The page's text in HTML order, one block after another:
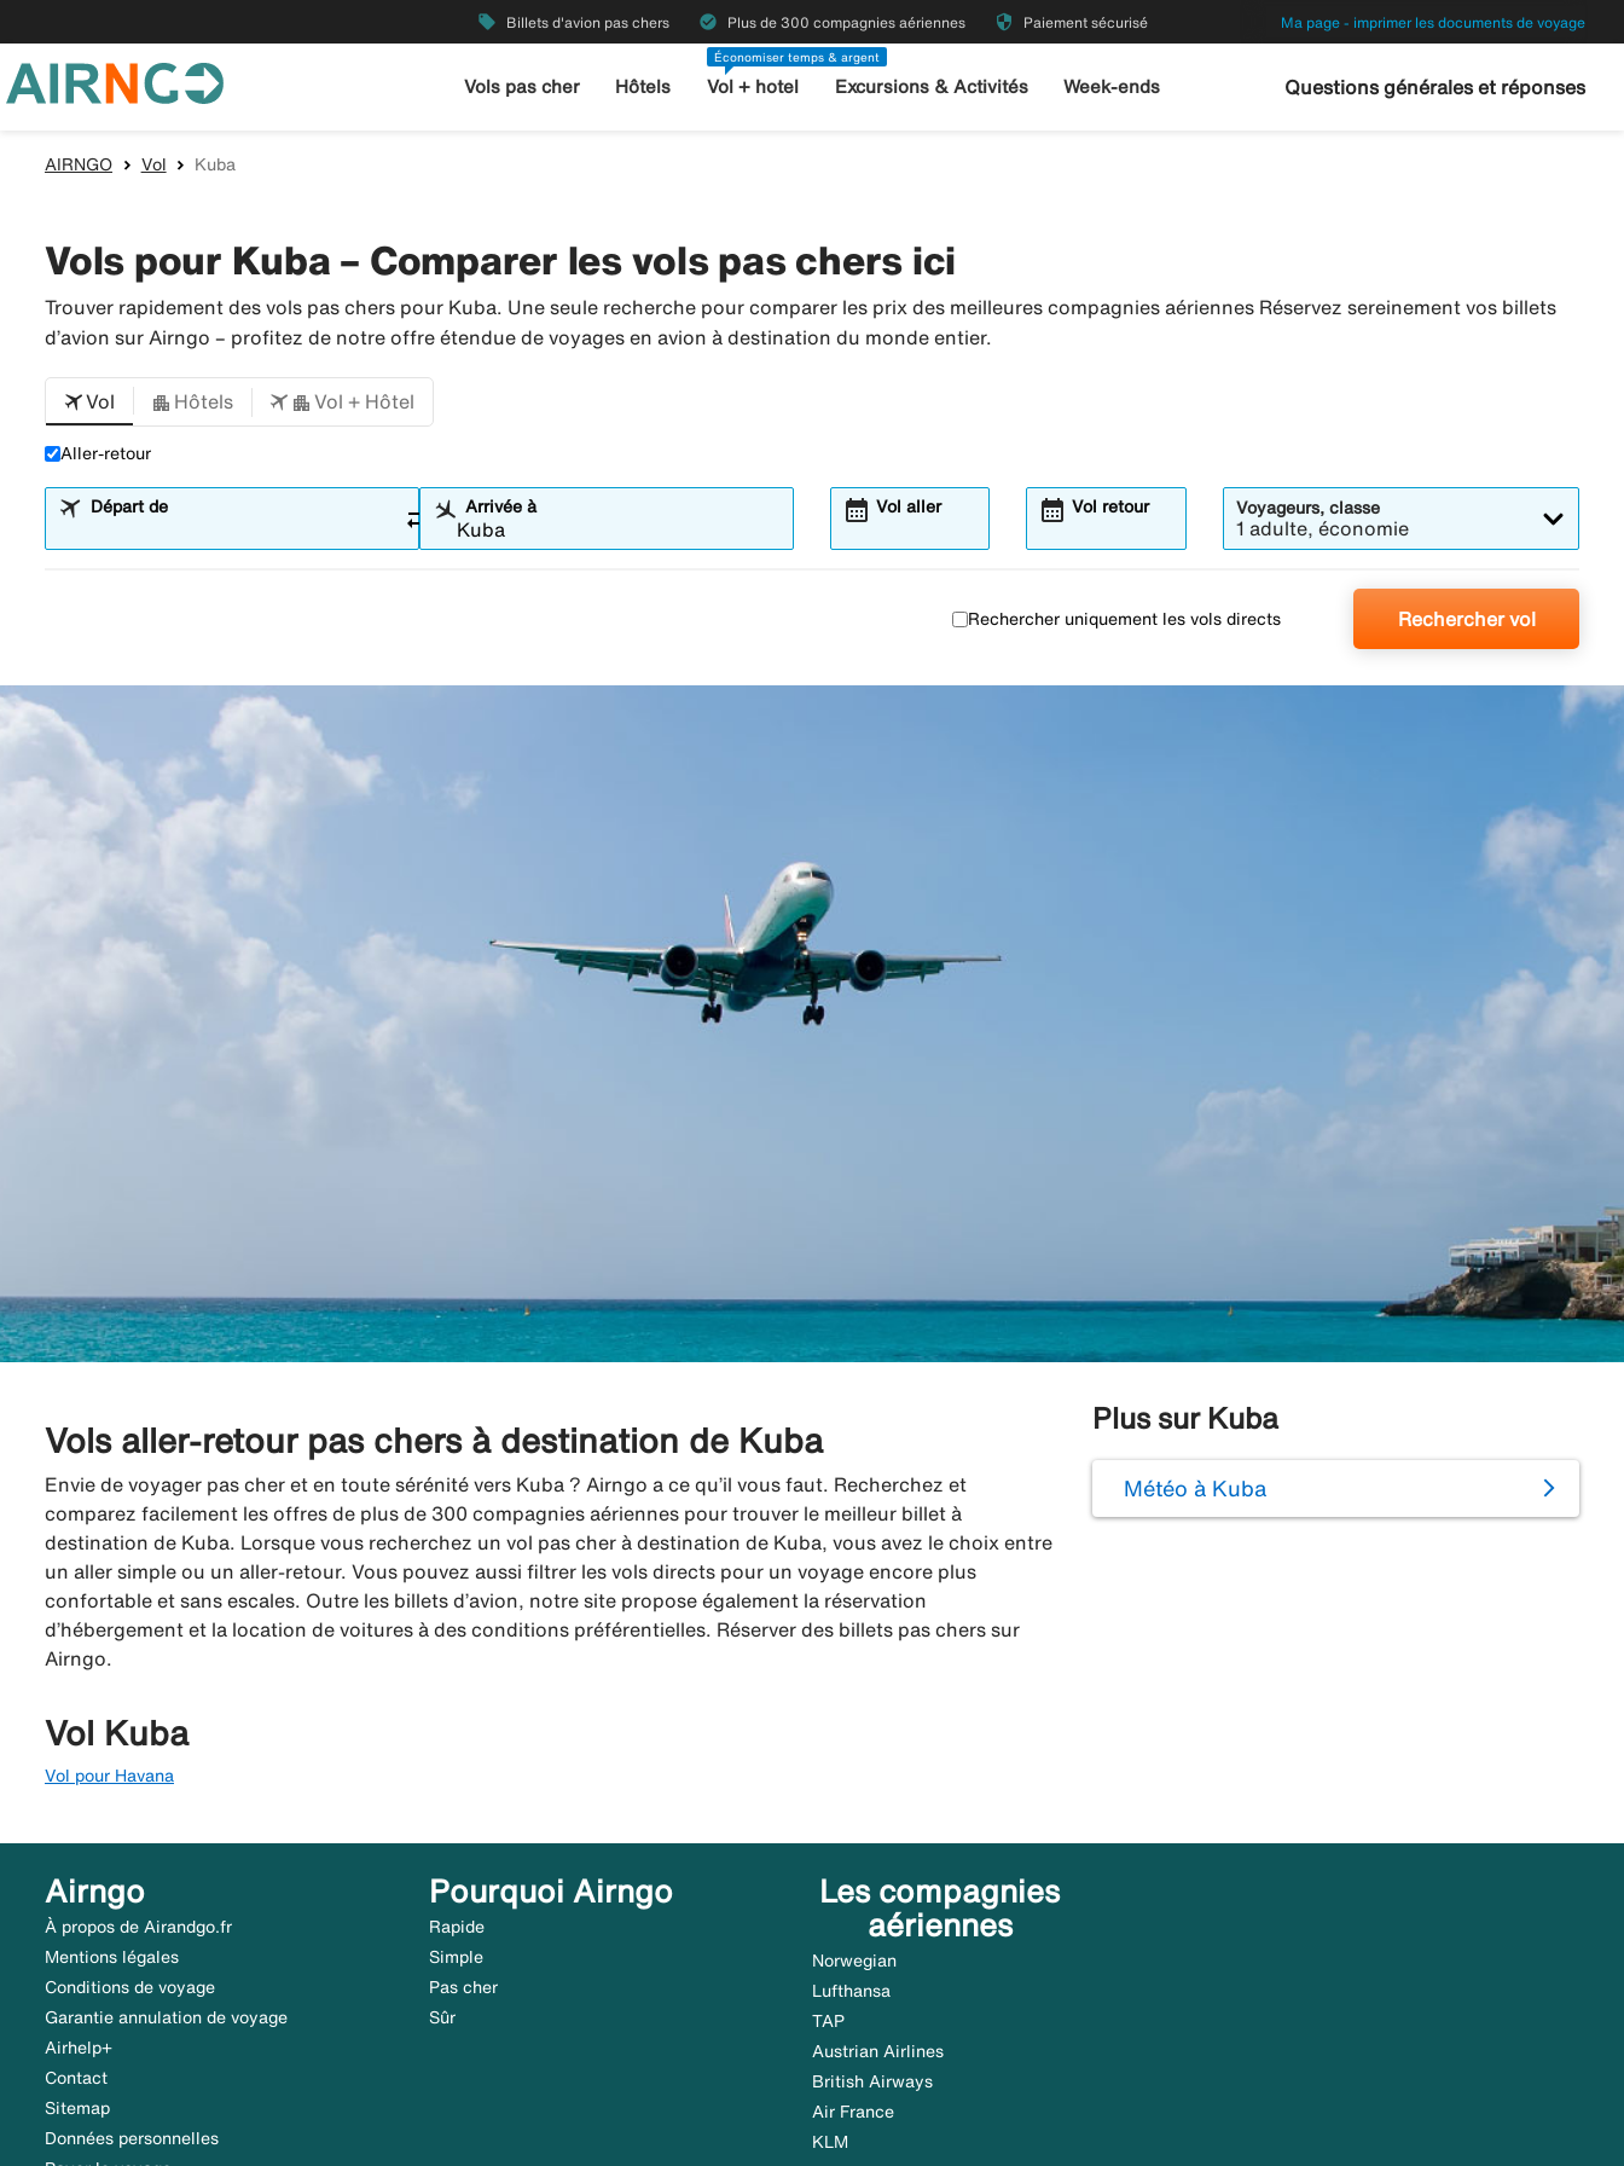
local_offer Billets d'avion pas chers check_circle Plus de 300 compagnies aériennes security Paiement sécurisé Ma page - imprimer les documents de voyage
Vols pas cher Hôtels
Économiser temps & argent
Vol + hotel Excursions & Activités Week-ends Questions générales et réponses
AIRNGO Vol Kuba
Vols pour Kuba – Comparer les vols pas chers ici
Trouver rapidement des vols pas chers pour Kuba. Une seule recherche pour comparer les prix des meilleures compagnies aériennes Réservez sereinement vos billets
d’avion sur Airngo – profitez de notre offre étendue de voyages en avion à destination du monde entier.
Vol Hôtels Vol + Hôtel
Aller-retour
Départ de sync_alt Arrivée à Vol aller
calendar_month Vol retour
calendar_month Voyageurs, classe
1 adulte, économie
Rechercher uniquement les vols directs Rechercher vol
Vols aller-retour pas chers à destination de Kuba
Envie de voyager pas cher et en toute sérénité vers Kuba ? Airngo a ce qu’il vous faut. Recherchez et
comparez facilement les offres de plus de 300 compagnies aériennes pour trouver le meilleur billet à
destination de Kuba. Lorsque vous recherchez un vol pas cher à destination de Kuba, vous avez le choix entre
un aller simple ou un aller-retour. Vous pouvez aussi filtrer les vols directs pour un voyage encore plus
confortable et sans escales. Outre les billets d’avion, notre site propose également la réservation
d’hébergement et la location de voitures à des conditions préférentielles. Réserver des billets pas chers sur
Airngo.
Plus sur Kuba
Météo à Kuba
Vol Kuba
Vol pour Havana
Airngo
À propos de Airandgo.fr
Mentions légales
Conditions de voyage
Garantie annulation de voyage
Airhelp+
Contact
Sitemap
Données personnelles
Pourquoi Airngo
Rapide
Simple
Pas cher
Sûr
Les compagnies
aériennes
Norwegian
Lufthansa
TAP
Austrian Airlines
British Airways
Air France
KLM